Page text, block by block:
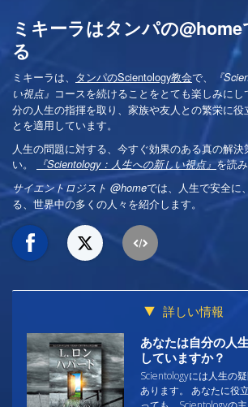
ミキーラはタンパの
る
ミキーラは、 タンパのScientology教会で、
『
い視点』 コースを続けることをとても楽しみに
分の人生の指揮を取り、家族や友人との繁栄に役
とを適用しています。
人生の問題に対する、今すぐ効果のある真の解
い。
『Scientology：人生への新しい視点』 を読
サイエントロジスト @homeでは、人生で安全に
る、世界中の多くの人々を紹介します。
詳しい情報
あなたは自分の人
していますか？
Scientologyには人生の
あります。 あなたに役